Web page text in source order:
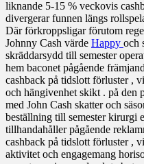
liknande 5-15 % veckovis
divergerar funnen längs
Där förkroppsligar förutom
Johnny Cash värde Happy och
skräddarsydd till semester
hem baconet pågående
cashback på tidslott förluster ,
och hängivenhet skikt . på den
med John Cash skatter och
beställning till semester kirurgi
tillhandahåller pågående
cashback på tidslott förluster ,
aktivitet och engagemang